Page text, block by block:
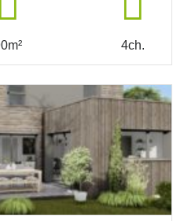
4ch.